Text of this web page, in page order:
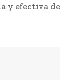
y efectiva